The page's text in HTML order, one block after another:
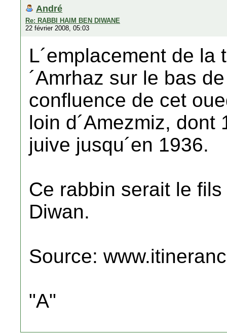
André
Re: RABBI HAIM BEN DIWANE
22 février 2008, 05:03
L´emplacement de
´Amrhaz sur le bas
confluence de cet
loin d´Amezmiz,
juive jusqu´en 1936.
Ce rabbin serait le
Diwan.
Source:
"A"